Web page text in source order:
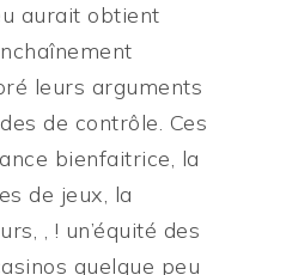
aurait obtient
leurs arguments
de contrôle. Ces
bienfaitrice, la
de jeux, la
, ! un’équité des
quelque peu